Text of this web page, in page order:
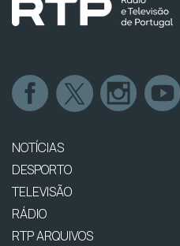
NOTÍCIAS
DESPORTO
TELEVISÃO
RÁDIO
RTP ARQUIVOS